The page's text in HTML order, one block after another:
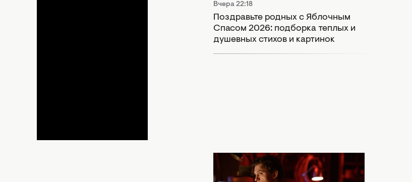
Вчера 22:18
Поздравьте родных с Яблочным
Спасом 2026: подборка теплых и
душевных стихов и картинок
Вчера 20:30
Что означает сцена после титров